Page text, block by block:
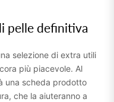
pelle definitiva
selezione di extra utili
più piacevole. Al
una scheda prodotto
che la aiuteranno a